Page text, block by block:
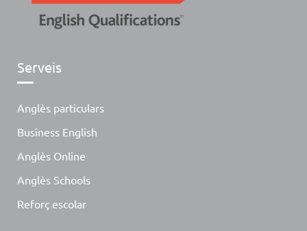
Serveis
Anglès particulars
Business English
Anglès Online
Anglès Schools
Reforç escolar